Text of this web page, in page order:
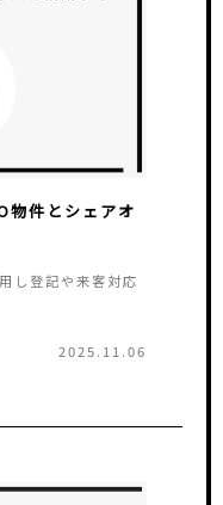
物件とシェアオ
し登記や来客対応
2025.11.06